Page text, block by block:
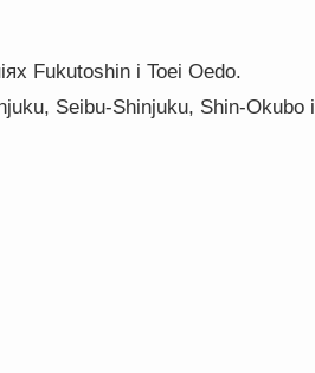
Fukutoshin і Toei Oedo.
Seibu-Shinjuku, Shin-Okubo і